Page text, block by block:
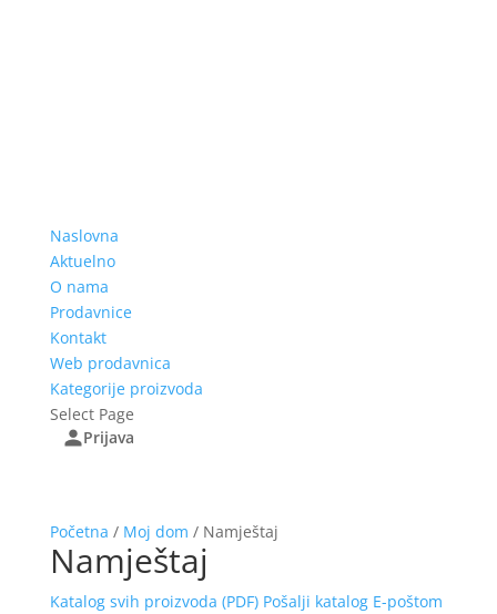
Naslovna
Aktuelno
O nama
Prodavnice
Kontakt
Web prodavnica
Kategorije proizvoda
Select Page
Prijava
Početna / Moj dom / Namještaj
Namještaj
Katalog svih proizvoda (PDF)Pošalji katalog E-poštom